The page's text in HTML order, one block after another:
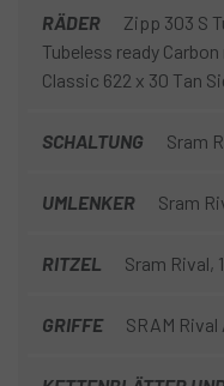
RÄDER
Zipp 303 S
Tubeless ready
Classic 622 x 30 Tan
SCHALTUNG Sram
UMLENKER Sram
RITZEL Sram Rival,
GRIFFE SRAM Rival